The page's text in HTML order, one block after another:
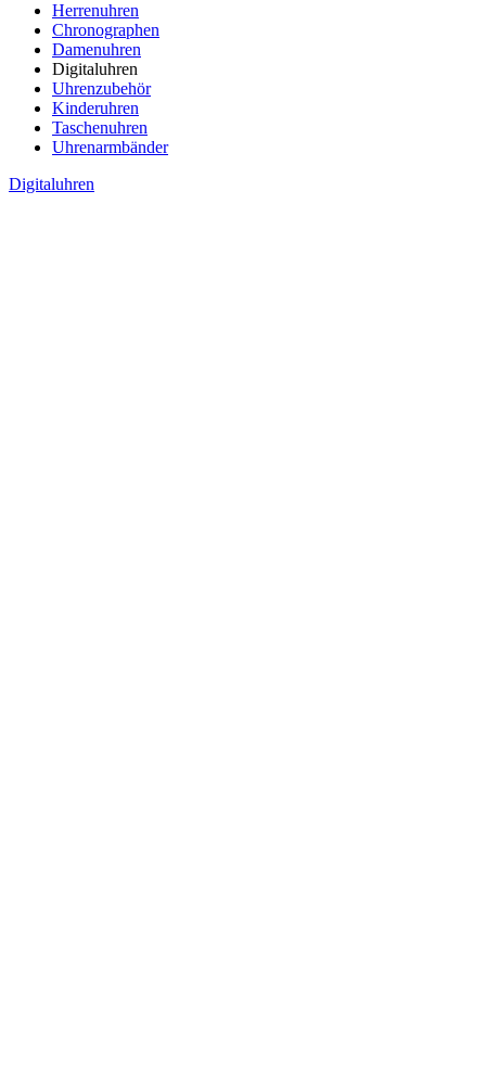
Herrenuhren
Chronographen
Damenuhren
Digitaluhren
Uhrenzubehör
Kinderuhren
Taschenuhren
Uhrenarmbänder
Digitaluhren